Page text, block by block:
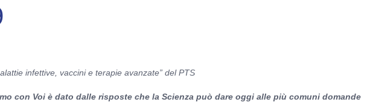
infettive, vaccini e terapie avanzate” del PTS
con Voi è dato dalle risposte che la Scienza può dare oggi alle più comuni domande